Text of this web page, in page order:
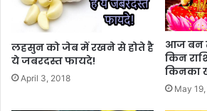
लहसुन को जेब में रखने से होते है
ये जबरदस्त फायदे!
April 3, 2018
आज बन
किन
किनका
May